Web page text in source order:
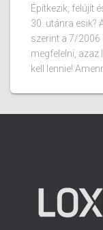
Építkezik, felújít
30. utánra esik?
szerint a 7/2006
megfelelni, azaz
kell lennie!